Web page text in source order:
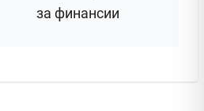
за финансии